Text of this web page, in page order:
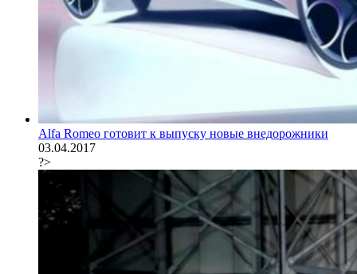
Alfa Romeo готовит к выпуску новые внедорожники
03.04.2017
?>